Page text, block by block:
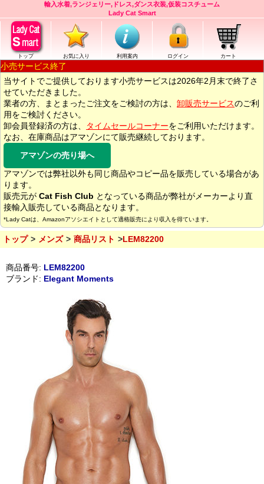
輸入水着,ランジェリー,ドレス,ダンス衣装,仮装コスチューム
Lady Cat Smart
トップ お気に入り 利用案内 ログイン カート
小売サービス終了
当サイトでご提供しております小売サービスは2026年2月末で終了さ
せていただきました。
業者の方、まとまったご注文をご検討の方は、 卸販売サービスのご利
用をご検討ください。
卸会員登録済の方は、
タイムセールコーナーをご利用いただけます。
なお、在庫商品はアマゾンにて販売継続しております。
アマゾンの売り場へ
アマゾンでは弊社以外も同じ商品やコピー品を販売している場合があ
ります。
販売元が Cat Fish Club となっている商品が弊社がメーカーより直
接輸入販売している商品となります。
*Lady Catは、Amazonアソシエイトとして適格販売により収入を得ています。
トップ メンズ 商品リスト LEM82200
商品番号: LEM82200
ブランド: Elegant Moments